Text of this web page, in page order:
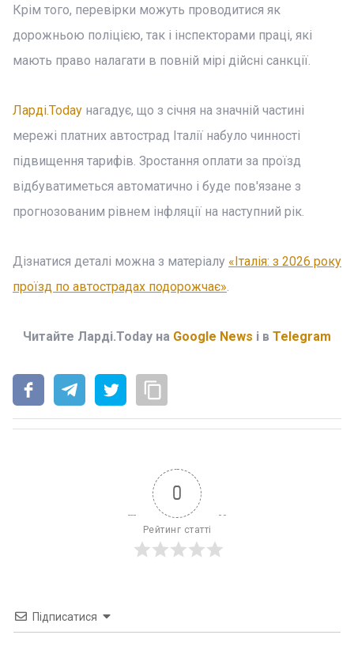
Крім того, перевірки можуть проводитися як
дорожньою поліцією, так і інспекторами праці, які
мають право налагати в повній мірі дійсні санкції.
Ларді.Today нагадує, що з січня на значній частині
мережі платних автострад Італії набуло чинності
підвищення тарифів. Зростання оплати за проїзд
відбуватиметься автоматично і буде пов'язане з
прогнозованим рівнем інфляції на наступний рік.
Дізнатися деталі можна з матеріалу «Італія: з 2026 року
проїзд по автострадах подорожчає».
Читайте Ларді.Today на Google News і в Telegram
0
Рейтинг статті
Підписатися